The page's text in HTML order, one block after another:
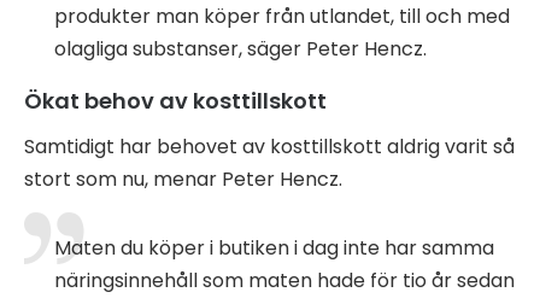
produkter man köper från utlandet, till och med
olagliga substanser, säger Peter Hencz.
Ökat behov av kosttillskott
Samtidigt har behovet av kosttillskott aldrig varit så
stort som nu, menar Peter Hencz.
Maten du köper i butiken i dag inte har samma
näringsinnehåll som maten hade för tio år sedan